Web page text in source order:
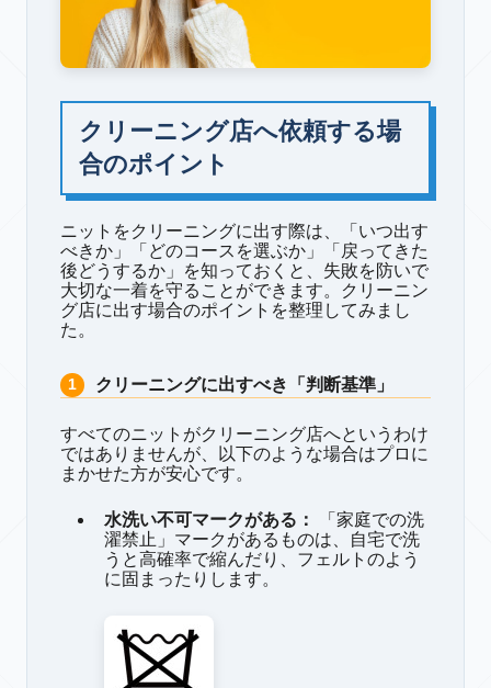
クリーニング店へ依頼する場
合のポイント
ニットをクリーニングに出す際は、「いつ出す
べきか」「どのコースを選ぶか」「戻ってきた
後どうするか」を知っておくと、失敗を防いで
大切な一着を守ることができます。
クリーニン
グ店に出す場合のポイントを整理してみまし
た。
クリーニングに出すべき「判断基準」
すべてのニットがクリーニング店へというわけ
ではありませんが、以下のような場合はプロに
まかせた方が安心です。
水洗い不可マークがある：
「家庭での洗
濯禁止」マークがあるものは、自宅で洗
うと高確率で縮んだり、フェルトのよう
に固まったりします。